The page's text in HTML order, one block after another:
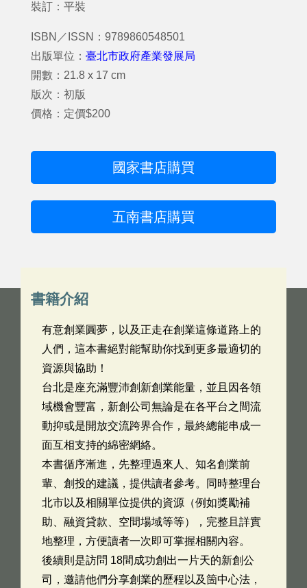
裝訂：平裝
ISBN／ISSN：9789860548501
出版單位： 臺北市政府產業發展局
開數：21.8 x 17 cm
版次：初版
價格：定價$200
國家書店購買
五南書店購買
書籍介紹
有意創業圓夢，以及正走在創業這條道路上的
人們，這本書絕對能幫助你找到更多最適切的
資源與協助！
台北是座充滿豐沛創新創業能量，並且因各領
域機會豐富，新創公司無論是在各平台之間流
動抑或是開放交流跨界合作，最終總能串成一
面互相支持的綿密網絡。
本書循序漸進，先整理過來人、知名創業前
輩、創投的建議，提供讀者參考。同時整理台
北市以及相關單位提供的資源（例如獎勵補
助、融資貸款、空間場域等等），完整且詳實
地整理，方便讀者一次即可掌握相關內容。
後續則是訪問 18間成功創出一片天的新創公
司，邀請他們分享創業的歷程以及箇中心法，